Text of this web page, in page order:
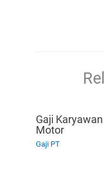
Gaji
Motor
Gaji PT